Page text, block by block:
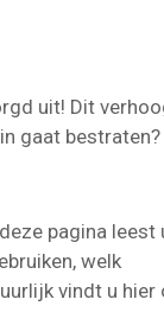
uit! Dit
gaat bestraten?
pagina leest
welk
vindt u hier